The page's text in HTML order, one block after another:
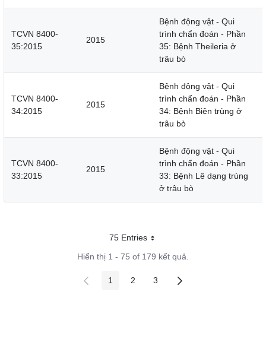
TCVN 8400-
35:2015
2015
Bệnh động vật - Qui
trình chẩn đoán - Phần
35: Bệnh Theileria ở
trâu bò
TCVN 8400-
34:2015
2015
Bệnh động vật - Qui
trình chẩn đoán - Phần
34: Bệnh Biên trùng ở
trâu bò
TCVN 8400-
33:2015
2015
Bệnh động vật - Qui
trình chẩn đoán - Phần
33: Bệnh Lê dạng trùng
ở trâu bò
75 EntriesMỗi trang
Hiển thị 1 - 75 of 179 kết quả.
Các trang trên cổng
1 Các trang trên cổng
2 Các trang trên cổng
3